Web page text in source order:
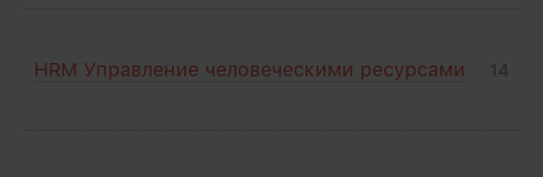
HRM Управление человеческими ресурсами 14